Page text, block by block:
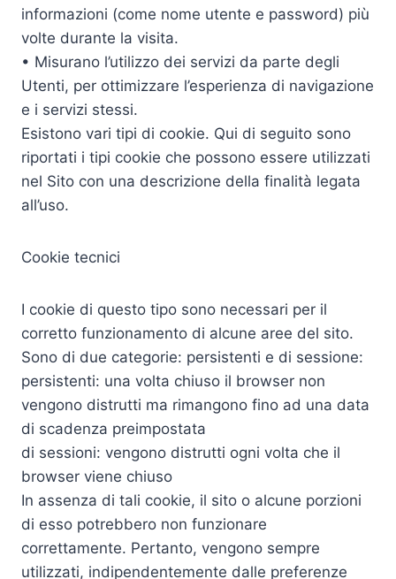
informazioni (come nome utente e password) più
volte durante la visita.
• Misurano l’utilizzo dei servizi da parte degli
Utenti, per ottimizzare l’esperienza di navigazione
e i servizi stessi.
Esistono vari tipi di cookie. Qui di seguito sono
riportati i tipi cookie che possono essere utilizzati
nel Sito con una descrizione della finalità legata
all’uso.
Cookie tecnici
I cookie di questo tipo sono necessari per il
corretto funzionamento di alcune aree del sito.
Sono di due categorie: persistenti e di sessione:
persistenti: una volta chiuso il browser non
vengono distrutti ma rimangono fino ad una data
di scadenza preimpostata
di sessioni: vengono distrutti ogni volta che il
browser viene chiuso
In assenza di tali cookie, il sito o alcune porzioni
di esso potrebbero non funzionare
correttamente. Pertanto, vengono sempre
utilizzati, indipendentemente dalle preferenze